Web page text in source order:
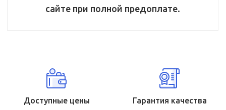
сайте при полной предоплате.
Доступные цены Гарантия качества